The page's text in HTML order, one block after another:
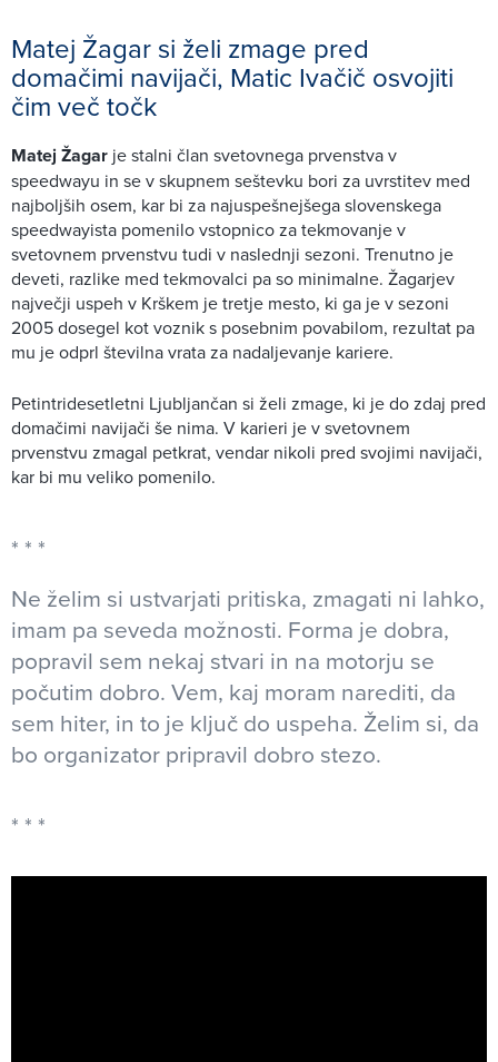
Matej Žagar si želi zmage pred
domačimi navijači, Matic Ivačič osvojiti
čim več točk
Matej Žagar je stalni član svetovnega prvenstva v
speedwayu in se v skupnem seštevku bori za uvrstitev med
najboljših osem, kar bi za najuspešnejšega slovenskega
speedwayista pomenilo vstopnico za tekmovanje v
svetovnem prvenstvu tudi v naslednji sezoni. Trenutno je
deveti, razlike med tekmovalci pa so minimalne. Žagarjev
največji uspeh v Krškem je tretje mesto, ki ga je v sezoni
2005 dosegel kot voznik s posebnim povabilom, rezultat pa
mu je odprl številna vrata za nadaljevanje kariere.
Petintridesetletni Ljubljančan si želi zmage, ki je do zdaj pred
domačimi navijači še nima. V karieri je v svetovnem
prvenstvu zmagal petkrat, vendar nikoli pred svojimi navijači,
kar bi mu veliko pomenilo.
Ne želim si ustvarjati pritiska, zmagati ni lahko,
imam pa seveda možnosti. Forma je dobra,
popravil sem nekaj stvari in na motorju se
počutim dobro. Vem, kaj moram narediti, da
sem hiter, in to je ključ do uspeha. Želim si, da
bo organizator pripravil dobro stezo.